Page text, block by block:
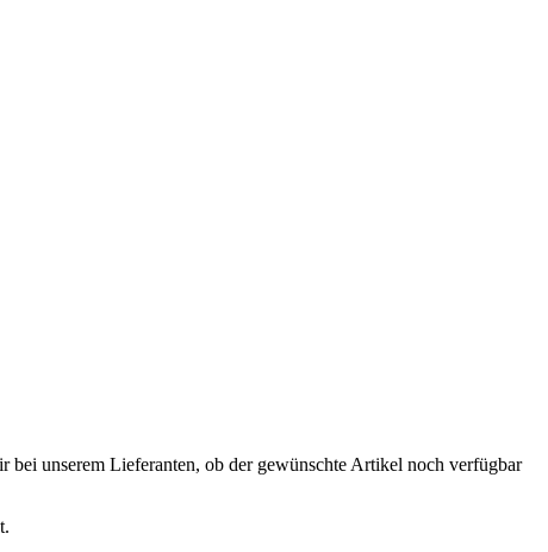
bei unserem Lieferanten, ob der gewünschte Artikel noch verfügbar